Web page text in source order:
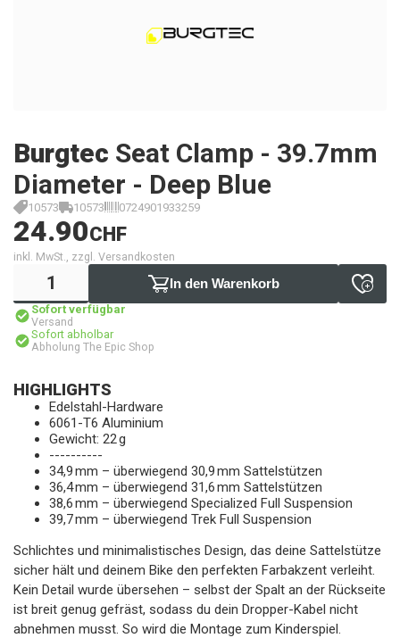
Burgtec Seat Clamp - 39.7mm
Diameter - Deep Blue
10573 10573 0724901933259
24.90CHF
inkl. MwSt., zzgl. Versandkosten
In den Warenkorb
Sofort verfügbar
Versand
Sofort abholbar
Abholung The Epic Shop
HIGHLIGHTS
Edelstahl-Hardware
6061-T6 Aluminium
Gewicht: 22 g
----------
34,9 mm – überwiegend 30,9 mm Sattelstützen
36,4 mm – überwiegend 31,6 mm Sattelstützen
38,6 mm – überwiegend Specialized Full Suspension
39,7 mm – überwiegend Trek Full Suspension
Schlichtes und minimalistisches Design, das deine Sattelstütze
sicher hält und deinem Bike den perfekten Farbakzent verleiht.
Kein Detail wurde übersehen – selbst der Spalt an der Rückseite
ist breit genug gefräst, sodass du dein Dropper-Kabel nicht
abnehmen musst. So wird die Montage zum Kinderspiel.